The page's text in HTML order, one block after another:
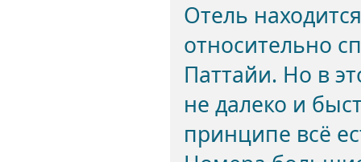
Отель
относительно
Паттайи. Но в
не далеко и
принципе всё